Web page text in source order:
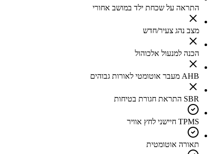
התראה על שכחת ילד במושב אחורי
מצב נהג צעיר/חדש
הכנה למנעול אלכוהול
AHB מעבר אוטומטי לאורות גבוהים
SBR התראת חגורת בטיחות
TPMS חיישני לחץ אוויר
תאורה אוטומטית